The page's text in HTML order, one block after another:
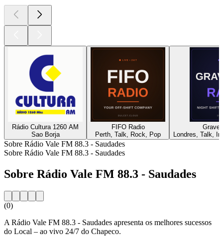
Rádio Cultura 1260 AM
Sao Borja
FIFO Radio
Perth, Talk, Rock, Pop
Londres, Talk,
Sobre Rádio Vale FM 88.3 - Saudades
Sobre Rádio Vale FM 88.3 - Saudades
Sobre Rádio Vale FM 88.3 - Saudades
(0)
A Rádio Vale FM 88.3 - Saudades apresenta os melhores sucessos
do Local – ao vivo 24/7 do Chapeco.